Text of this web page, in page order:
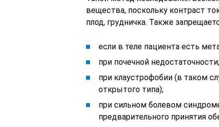
вещества, поскольку контраст
плод, грудничка. Также
если в теле пациента есть
при почечной недостаточности;
при клаустрофобии (в таком
открытого типа);
при сильном болевом
предварительного принятия